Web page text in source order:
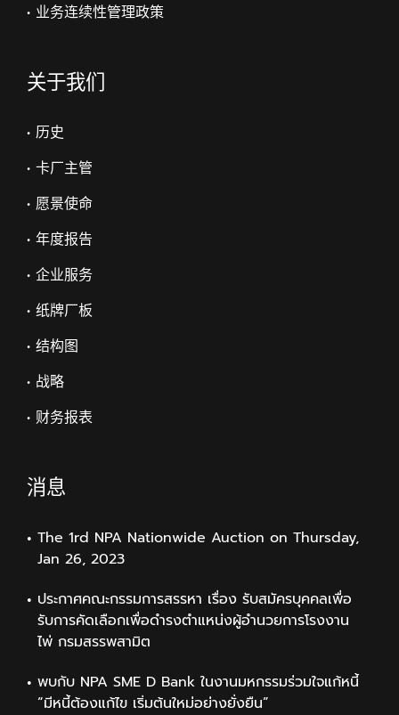
• 业务连续性管理政策
关于我们
• 历史
• 卡厂主管
• 愿景使命
• 年度报告
• 企业服务
• 纸牌厂板
• 结构图
• 战略
• 财务报表
消息
The 1rd NPA Nationwide Auction on Thursday,
Jan 26, 2023
ประกาศคณะกรรมการสรรหา เรื่อง รับสมัครบุคคลเพื่อ
รับการคัดเลือกเพื่อดำรงตำแหน่งผู้อำนวยการโรงงาน
ไพ่ กรมสรรพสามิต
พบกับ NPA SME D Bank ในงานมหกรรมร่วมใจแก้หนี้
“มีหนี้ต้องแก้ไข เริ่มต้นใหม่อย่างยั่งยืน”